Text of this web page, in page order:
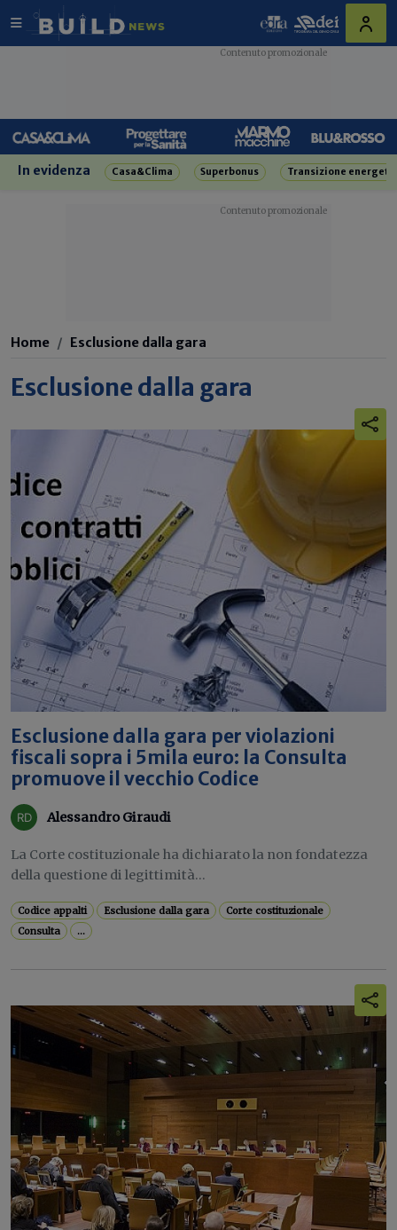
In evidenza Casa&Clima Superbonus Transizione
Home Esclusione dalla gara
Esclusione dalla gara
Esclusione dalla gara per violazioni
fiscali sopra i 5mila euro: la Consulta
promuove il vecchio Codice
Alessandro Giraudi
La Corte costituzionale ha dichiarato la non fondatezza
della questione di legittimità...
Codice appalti Esclusione dalla gara
Corte costituzionale
Consulta
...